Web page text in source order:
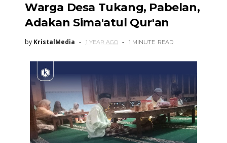
Warga Desa Tukang, Pabelan,
Adakan Sima'atul Qur'an
by KristalMedia 1 YEAR AGO 1 MINUTE READ